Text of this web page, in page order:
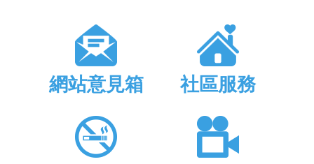
網站意見箱 社區服務